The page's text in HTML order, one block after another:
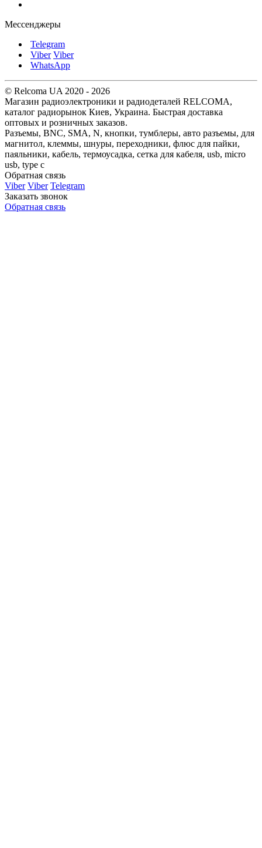
Мессенджеры
Telegram
Viber Viber
WhatsApp
© Relcoma UA 2020 - 2026
Магазин радиоэлектроники и радиодеталей RELCOMA,
каталог радиорынок Киев, Украина. Быстрая доставка
оптовых и розничных заказов.
Разъемы, BNC, SMA, N, кнопки, тумблеры, авто разъемы, для
магнитол, клеммы, шнуры, переходники, флюс для пайки,
паяльники, кабель, термоусадка, сетка для кабеля, usb, micro
usb, type c
Обратная связь
Viber Viber Telegram
Заказать звонок
Обратная связь